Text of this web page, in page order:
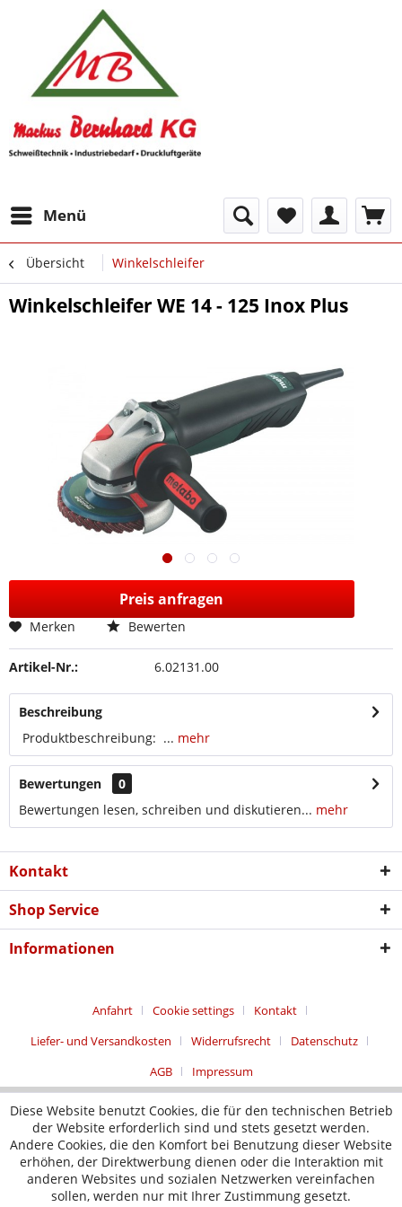
Menü
Übersicht Winkelschleifer
Winkelschleifer WE 14 - 125 Inox Plus
Preis anfragen
Merken Bewerten
Artikel-Nr.: 6.02131.00
Beschreibung
Produktbeschreibung: ... mehr
Bewertungen
0
Bewertungen lesen, schreiben und diskutieren... mehr
Kontakt
Shop Service
Informationen
Anfahrt Cookie settings
Kontakt
Liefer- und Versandkosten
Widerrufsrecht
Datenschutz
AGB
Impressum
Diese Website benutzt Cookies, die für den technischen Betrieb
der Website erforderlich sind und stets gesetzt werden.
Andere Cookies, die den Komfort bei Benutzung dieser Website
erhöhen, der Direktwerbung dienen oder die Interaktion mit
anderen Websites und sozialen Netzwerken vereinfachen
sollen, werden nur mit Ihrer Zustimmung gesetzt.